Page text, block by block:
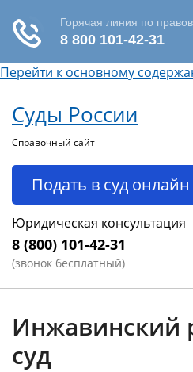
Перейти к основному
Суды России
Справочный сайт
Подать в суд онлайн
Юридическая консультация
8 (800) 101-42-31
(звонок бесплатный)
Инжавинский
суд